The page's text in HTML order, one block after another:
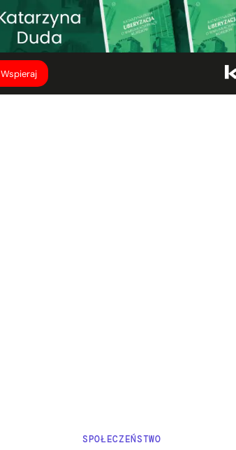
Wspieraj
SPOŁECZEŃSTWO